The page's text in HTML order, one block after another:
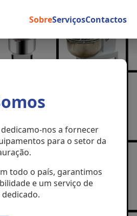
SobreServiçosContactos
dedicamo-nos a fornecer
para o setor da
todo o país, garantimos
e um serviço de